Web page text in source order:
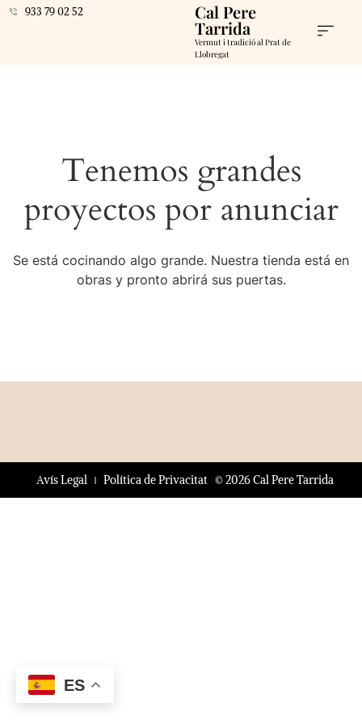
933 79 02 52 Cal Pere
Tarrida
Vermut i tradició al Prat de
Llobregat
Tenemos grandes
proyectos por anunciar
Se está cocinando algo grande. Nuestra tienda está en
obras y pronto abrirá sus puertas.
© 2026 Cal Pere Tarrida
Avís Legal Política de Privacitat
ES